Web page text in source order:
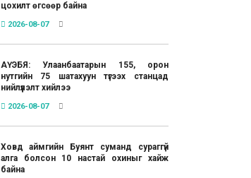
цохилт өгсөөр байна
2026-08-07
АҮЭБЯ: Улаанбаатарын 155, орон
нутгийн 75 шатахуун түгээх станцад
нийлүүлэлт хийлээ
2026-08-07
Ховд аймгийн Буянт суманд сураггүй
алга болсон 10 настай охиныг хайж
байна